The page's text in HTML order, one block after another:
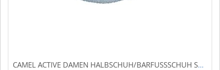
CAMEL ACTIVE DAMEN HALBSCHUH/BARFUSSSCHUH STYLE ISLAND HELLGRAU/LTGREY (GRAU) 54ILN11-340210